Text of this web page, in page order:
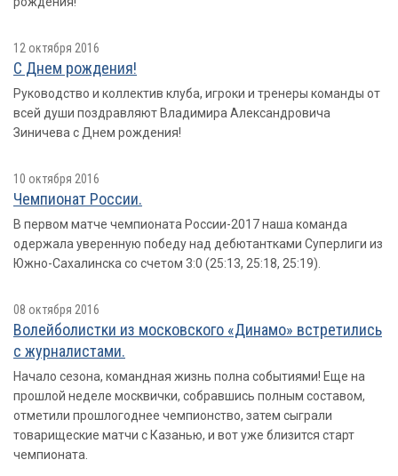
12 октября 2016
С Днем рождения!
Руководство и коллектив клуба, игроки и тренеры команды от
всей души поздравляют Владимира Александровича
Зиничева с Днем рождения!
10 октября 2016
Чемпионат России.
В первом матче чемпионата России-2017 наша команда
одержала уверенную победу над дебютантками Суперлиги из
Южно-Сахалинска со счетом 3:0 (25:13, 25:18, 25:19).
08 октября 2016
Волейболистки из московского «Динамо» встретились
с журналистами.
Начало сезона, командная жизнь полна событиями! Еще на
прошлой неделе москвички, собравшись полным составом,
отметили прошлогоднее чемпионство, затем сыграли
товарищеские матчи с Казанью, и вот уже близится старт
чемпионата.